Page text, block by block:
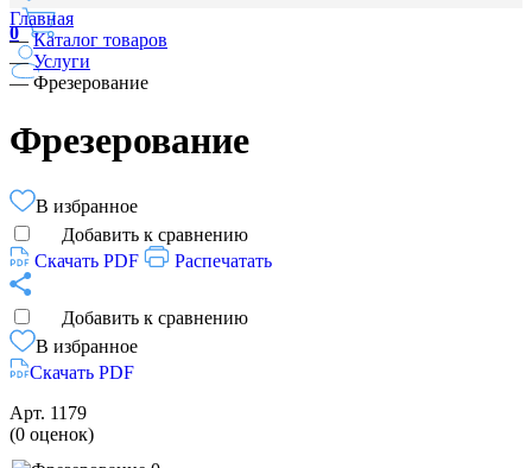
0
Главная
—Каталог товаров
—Услуги
—Фрезерование
Фрезерование
В избранное
Добавить к сравнению
Скачать PDF
Распечатать
Добавить к сравнению
В избранное
Скачать PDF
Арт. 1179
(0 оценок)